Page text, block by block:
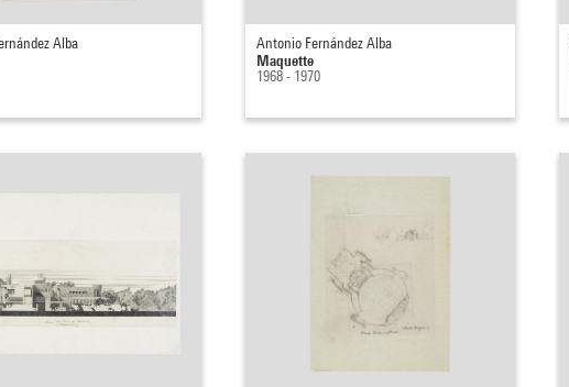
Alba Antonio Fernández Alba
Maquette
1968 - 1970